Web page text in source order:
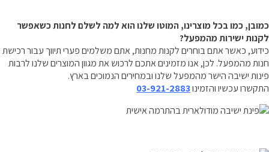
כמובן, כמו בכל מוצרינו, המוטו שלנו הוא למה לשלם לחנות כשאפשר
לקנות ישירות מהמפעל?
כידוע, כאשר אתם בוחרים לקנות מחנות, אתם משלמים פערי תיווך עבור רכישת
חנות מהמפעל. לכן, אנו מזמינים אתכם לרכוש את מגוון המוצרים שלנו לרבות
פינות ישיבה הישר מהמפעל שלנו ובמחירים הנמוכים בארץ.
התקשרו עכשיו והזמינו03-921-2883